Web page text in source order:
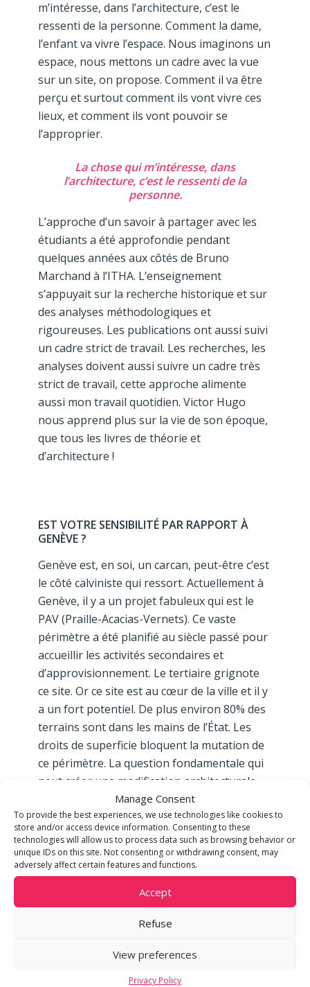
Manage Consent
To provide the best experiences, we use technologies like cookies to
store and/or access device information. Consenting to these
technologies will allow us to process data such as browsing behavior or
unique IDs on this site. Not consenting or withdrawing consent, may
adversely affect certain features and functions.
Accept
Refuse
View preferences
Privacy Policy
m’intéresse, dans l’architecture, c’est le
ressenti de la personne. Comment la dame,
l’enfant va vivre l’espace. Nous imaginons un
espace, nous mettons un cadre avec la vue
sur un site, on propose. Comment il va être
perçu et surtout comment ils vont vivre ces
lieux, et comment ils vont pouvoir se
l’approprier.
La chose qui m’intéresse, dans
l’architecture, c’est le ressenti de la
personne.
L’approche d’un savoir à partager avec les
étudiants a été approfondie pendant
quelques années aux côtés de Bruno
Marchand à l’ITHA. L’enseignement
s’appuyait sur la recherche historique et sur
des analyses méthodologiques et
rigoureuses. Les publications ont aussi suivi
un cadre strict de travail. Les recherches, les
analyses doivent aussi suivre un cadre très
strict de travail, cette approche alimente
aussi mon travail quotidien. Victor Hugo
nous apprend plus sur la vie de son époque,
que tous les livres de théorie et
d’architecture !
EST VOTRE SENSIBILITÉ PAR RAPPORT À
GENÈVE ?
Genève est, en soi, un carcan, peut-être c’est
le côté calviniste qui ressort. Actuellement à
Genève, il y a un projet fabuleux qui est le
PAV (Praille-Acacias-Vernets). Ce vaste
périmètre a été planifié au siècle passé pour
accueillir les activités secondaires et
d’approvisionnement. Le tertiaire grignote
ce site. Or ce site est au cœur de la ville et il y
a un fort potentiel. De plus environ 80% des
terrains sont dans les mains de l’État. Les
droits de superficie bloquent la mutation de
ce périmètre. La question fondamentale qui
peut créer une modification architecturale,
urbanistique et d’utilisation du PAV est avant
tout liée à la modification des règles de
gestion du sol. Comment les locataires du
sol, les propriétaires, les nouveaux
investisseurs et les futurs utilisateurs, en un
mot la Ville, peut gagner??
D’autres villes prennent l’opportunité d’avoir
possibilités de réaliser comme moteur pour
initier le changement. Il faut mettre en place